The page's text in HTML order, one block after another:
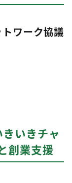
ワーク協議
いきチャ
創業支援